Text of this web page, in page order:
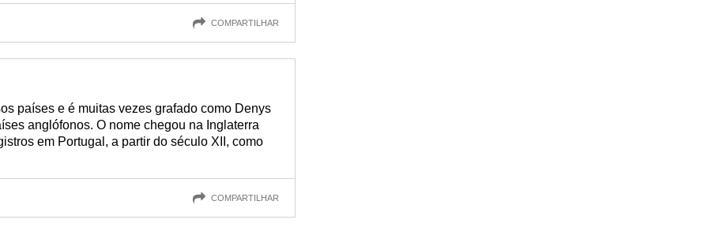
COMPARTILHAR
países e é muitas vezes grafado como Denys
anglófonos. O nome chegou na Inglaterra
em Portugal, a partir do século XII, como
COMPARTILHAR